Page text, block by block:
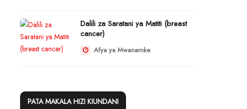
Dalili za Saratani ya Matiti (breast
cancer)
Afya ya Mwanamke
PATA MAKALA HIZI KIUNDANI